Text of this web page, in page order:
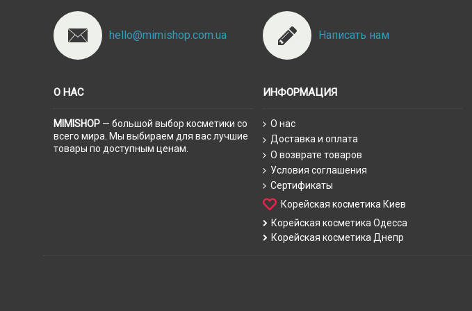
hello@mimishop.com.ua Написать нам
О НАС
MIMISHOP — большой выбор косметики со
всего мира. Мы выбираем для вас лучшие
товары по доступным ценам.
ИНФОРМАЦИЯ
О нас
Доставка и оплата
О возврате товаров
Условия соглашения
Сертификаты
Корейская косметика Киев
Корейская косметика Одесса
Корейская косметика Днепр